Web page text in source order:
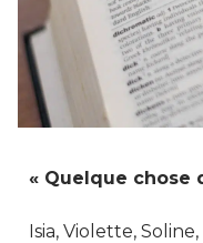
« Quelque chose
Isia, Violette,